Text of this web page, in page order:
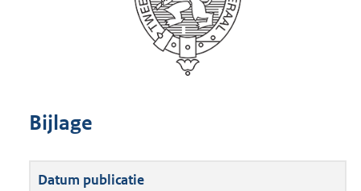
Bijlage